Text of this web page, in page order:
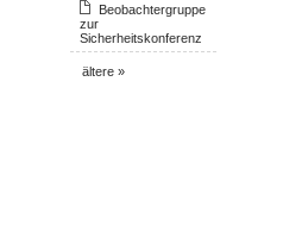
Beobachtergruppe
zur
Sicherheitskonferenz
ältere »